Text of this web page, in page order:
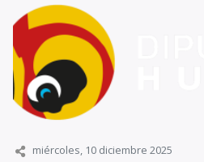
miércoles, 10 diciembre 2025